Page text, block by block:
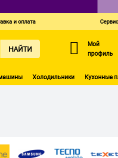
и оплата Сервис
НАЙТИ
Мой
профиль
Холодильники Кухонные